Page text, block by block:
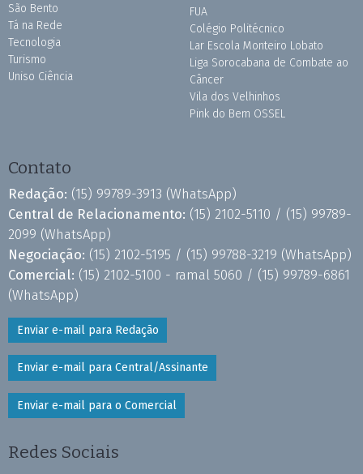
São Bento
Tá na Rede
Tecnologia
Turismo
Uniso Ciência
FUA
Colégio Politécnico
Lar Escola Monteiro Lobato
Liga Sorocabana de Combate ao
Câncer
Vila dos Velhinhos
Pink do Bem OSSEL
Contato
Redação: (15) 99789-3913 (WhatsApp)
Central de Relacionamento: (15) 2102-5110 / (15) 99789-
2099 (WhatsApp)
Negociação: (15) 2102-5195 / (15) 99788-3219 (WhatsApp)
Comercial: (15) 2102-5100 - ramal 5060 / (15) 99789-6861
(WhatsApp)
Enviar e-mail para Redação
Enviar e-mail para Central/Assinante
Enviar e-mail para o Comercial
Redes Sociais